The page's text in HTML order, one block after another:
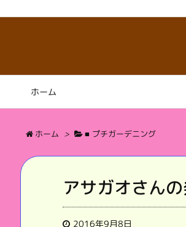
ホーム
ホーム > ■ プチガーデニング
アサガオさん
2016年9月8日